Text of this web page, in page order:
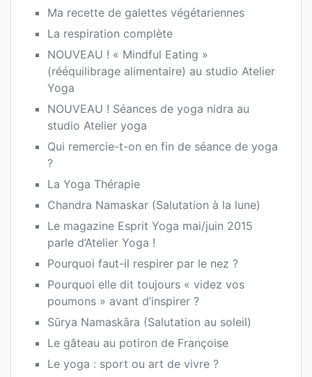
Ma recette de galettes végétariennes
La respiration complète
NOUVEAU ! « Mindful Eating »
(rééquilibrage alimentaire) au studio Atelier
Yoga
NOUVEAU ! Séances de yoga nidra au
studio Atelier yoga
Qui remercie-t-on en fin de séance de yoga
?
La Yoga Thérapie
Chandra Namaskar (Salutation à la lune)
Le magazine Esprit Yoga mai/juin 2015
parle d’Atelier Yoga !
Pourquoi faut-il respirer par le nez ?
Pourquoi elle dit toujours « videz vos
poumons » avant d’inspirer ?
Sūrya Namaskāra (Salutation au soleil)
Le gâteau au potiron de Françoise
Le yoga : sport ou art de vivre ?